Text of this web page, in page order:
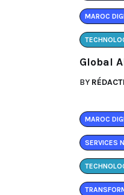
MAROC
Global
BY
MAROC
SERVICES